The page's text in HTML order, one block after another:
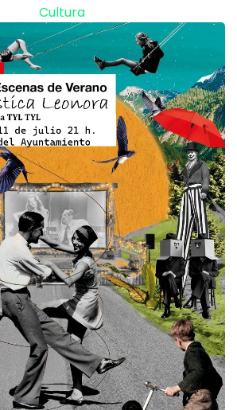
Cultura